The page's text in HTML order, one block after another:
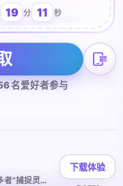
19 分 11 秒
名爱好者参与
极简记录工具，帮“想太多者”捕捉灵感找规律
下载体验